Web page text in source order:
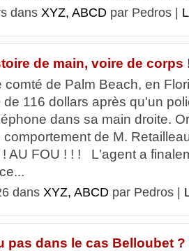
dans XYZ, ABCD par Pedros |
de main, voire de corps
comté de Palm Beach, en
116 dollars après qu'un
dans sa main droite.
comportement de M.
AU FOU ! ! ! L'agent a
dans XYZ, ABCD par Pedros |
pas dans le cas Belloubet ?